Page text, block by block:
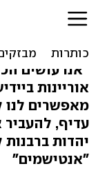
אתם לא
צריכים
"אנו עושים
אוריינות
מאפשרים
עדיף, להעביר
יהדות
"אנטישמים"